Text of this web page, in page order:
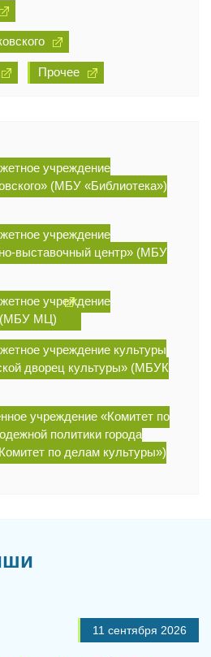
Прочее
учреждение
(МБУ «Библиотека»)
учреждение
выставочный центр» (МБУ
учреждение
(МБУ МЦ)
учреждение культуры
дворец культуры» (МБУК
учреждение «Комитет по
политики города
по делам культуры»)
11 сентября 2026